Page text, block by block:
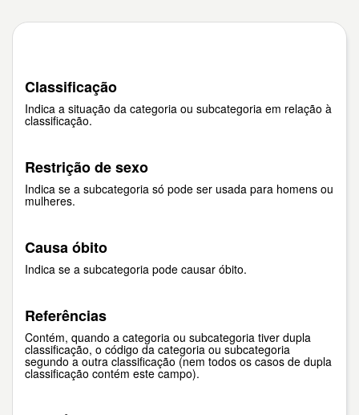
Classificação
Indica a situação da categoria ou subcategoria em relação à
classificação.
Restrição de sexo
Indica se a subcategoria só pode ser usada para homens ou
mulheres.
Causa óbito
Indica se a subcategoria pode causar óbito.
Referências
Contém, quando a categoria ou subcategoria tiver dupla
classificação, o código da categoria ou subcategoria
segundo a outra classificação (nem todos os casos de dupla
classificação contém este campo).